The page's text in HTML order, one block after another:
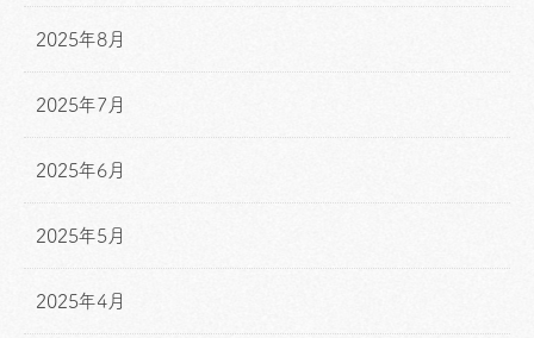
2025年8月
2025年7月
2025年6月
2025年5月
2025年4月